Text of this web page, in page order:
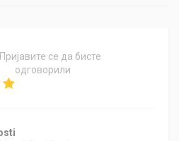
Пријавите се да бисте
одговорили